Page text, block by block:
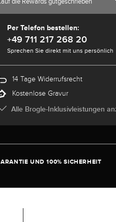
Per Telefon bestellen:
+49 711 217 268 20
Sprechen Sie direkt mit uns persönlich
14 Tage Widerrufsrecht
Kostenlose Gravur
Alle Brogle-Inklusivleistungen
UND 100% SICHERHEIT